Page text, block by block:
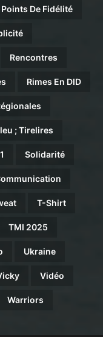
Points De Fidélité
Rencontres
Rimes En DID
; Tirelires
Solidarité
T-Shirt
TMI 2025
Ukraine
Vidéo
Warriors